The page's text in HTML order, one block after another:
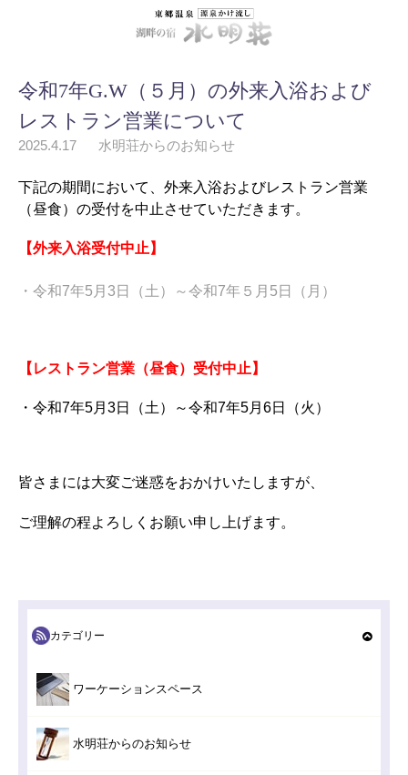
令和7年G.W（５月）の外来入浴および
レストラン営業について
2025.4.17 水明荘からのお知らせ
下記の期間において、外来入浴およびレストラン営業
（昼食）の受付を中止させていただきます。
【外来入浴受付中止】
・令和7年5月3日（土）～令和7年５月5日（月）
【レストラン営業（昼食）受付中止】
・令和7年5月3日（土）～令和7年5月6日（火）
皆さまには大変ご迷惑をおかけいたしますが、
ご理解の程よろしくお願い申し上げます。
カテゴリー
ワーケーションスペース
水明荘からのお知らせ